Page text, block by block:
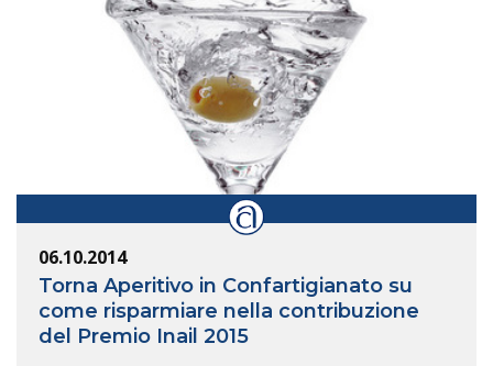
06.10.2014
Torna Aperitivo in Confartigianato su
come risparmiare nella contribuzione
del Premio Inail 2015